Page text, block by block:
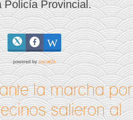
Policía Provincial.
powered bysocial2s
la marcha por
salieron al